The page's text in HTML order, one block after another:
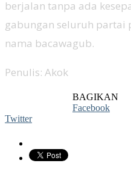
berjalan tanpa ada
gabungan seluruh partai
nama bacawagub.
Penulis: Akok
BAGIKAN
Facebook
Twitter